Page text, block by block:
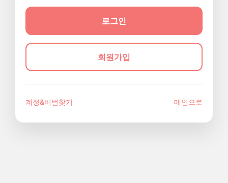
회원가입
계정&비번찾기 메인으로